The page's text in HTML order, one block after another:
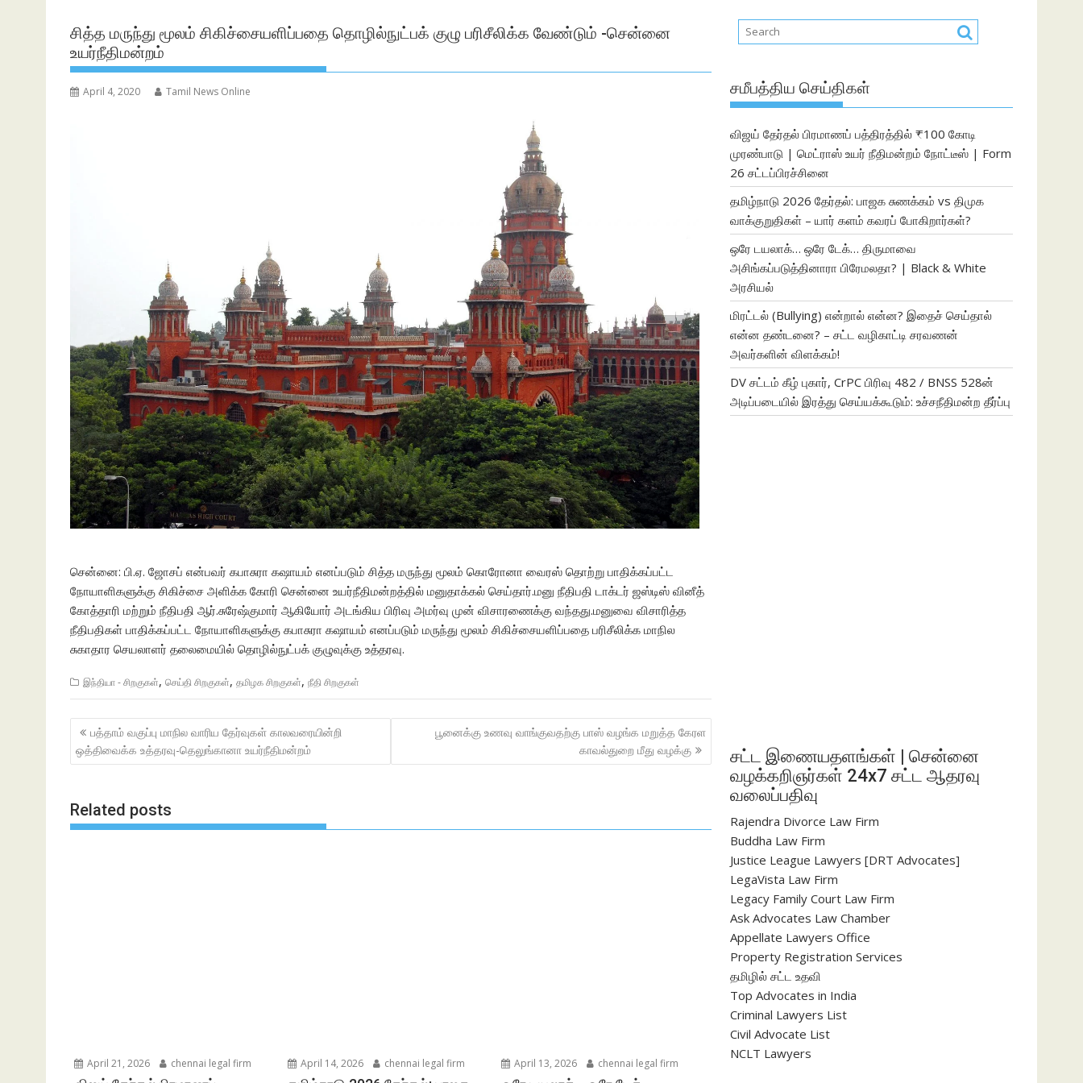
சித்த மருந்து மூலம் சிகிச்சையளிப்பதை தொழில்நுட்பக் குழு பரிசீலிக்க வேண்டும் -சென்னை
உயர்நீதிமன்றம்
April 4, 2020 Tamil News Online
சென்னை: பி.ஏ. ஜோசப் என்பவர் கபாசுரா கஷாயம் எனப்படும் சித்த மருந்து மூலம் கொரோனா வைரஸ் தொற்று பாதிக்கப்பட்ட
நோயாளிகளுக்கு சிகிச்சை அளிக்க கோரி சென்னை உயர்நீதிமன்றத்தில் மனுதாக்கல் செய்தார்.மனு நீதிபதி டாக்டர் ஜஸ்டிஸ் வினீத்
கோத்தாரி மற்றும் நீதிபதி ஆர்.சுரேஷ்குமார் ஆகியோர் அடங்கிய பிரிவு அமர்வு முன் விசாரணைக்கு வந்தது.மனுவை விசாரித்த
நீதிபதிகள் பாதிக்கப்பட்ட நோயாளிகளுக்கு கபாசுரா கஷாயம் எனப்படும் மருந்து மூலம் சிகிச்சையளிப்பதை பரிசீலிக்க மாநில
சுகாதார செயலாளர் தலைமையில் தொழில்நுட்பக் குழுவுக்கு உத்தரவு.
இந்தியா - சிறகுகள், செய்தி சிறகுகள், தமிழக சிறகுகள், நீதி சிறகுகள்
Post
navigation
பத்தாம் வகுப்பு மாநில வாரிய தேர்வுகள் காலவரையின்றி
ஒத்திவைக்க உத்தரவு-தெலுங்கானா உயர்நீதிமன்றம்
பூனைக்கு உணவு வாங்குவதற்கு பாஸ் வழங்க மறுத்த கேரள
காவல்துறை மீது வழக்கு
Related posts
April 21, 2026 chennai legal firm April 14, 2026 chennai legal firm April 13, 2026 chennai legal firm
சமீபத்திய செய்திகள்
விஜய் தேர்தல் பிரமாணப் பத்திரத்தில் ₹100 கோடி
முரண்பாடு | மெட்ராஸ் உயர் நீதிமன்றம் நோட்டீஸ் | Form
26 சட்டப்பிரச்சினை
தமிழ்நாடு 2026 தேர்தல்: பாஜக சுணக்கம் vs திமுக
வாக்குறுதிகள் – யார் களம் கவரப் போகிறார்கள்?
ஒரே டயலாக்… ஒரே டேக்… திருமாவை
அசிங்கப்படுத்தினாரா பிரேமலதா? | Black & White
அரசியல்
மிரட்டல் (Bullying) என்றால் என்ன? இதைச் செய்தால்
என்ன தண்டனை? – சட்ட வழிகாட்டி சரவணன்
அவர்களின் விளக்கம்!
DV சட்டம் கீழ் புகார், CrPC பிரிவு 482 / BNSS 528ன்
அடிப்படையில் இரத்து செய்யக்கூடும்: உச்சநீதிமன்ற தீர்ப்பு
சட்ட இணையதளங்கள் | சென்னை
வழக்கறிஞர்கள் 24x7 சட்ட ஆதரவு
வலைப்பதிவு
Rajendra Divorce Law Firm
Buddha Law Firm
Justice League Lawyers [DRT Advocates]
LegaVista Law Firm
Legacy Family Court Law Firm
Ask Advocates Law Chamber
Appellate Lawyers Office
Property Registration Services
தமிழில் சட்ட உதவி
Top Advocates in India
Criminal Lawyers List
Civil Advocate List
NCLT Lawyers